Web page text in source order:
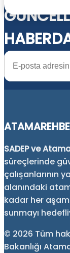
SADEP ve
süreçlerinde
çalışanlarının
alanındaki
kadar her
sunmayı
© 2026 Tüm
Bakanlığı